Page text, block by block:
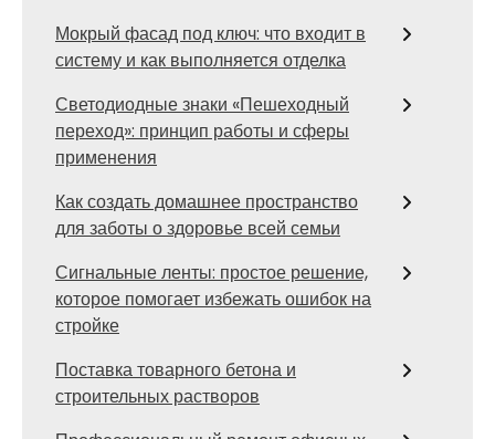
Мокрый фасад под ключ: что входит в
систему и как выполняется отделка
Светодиодные знаки «Пешеходный
переход»: принцип работы и сферы
применения
Как создать домашнее пространство
для заботы о здоровье всей семьи
Сигнальные ленты: простое решение,
которое помогает избежать ошибок на
стройке
Поставка товарного бетона и
строительных растворов